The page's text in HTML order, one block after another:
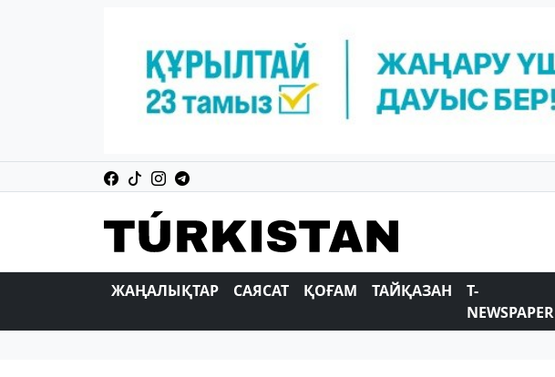
ЖАҢАЛЫҚТАР САЯСАТ ҚОҒАМ ТАЙҚАЗАН
T-
NEWSPAPER